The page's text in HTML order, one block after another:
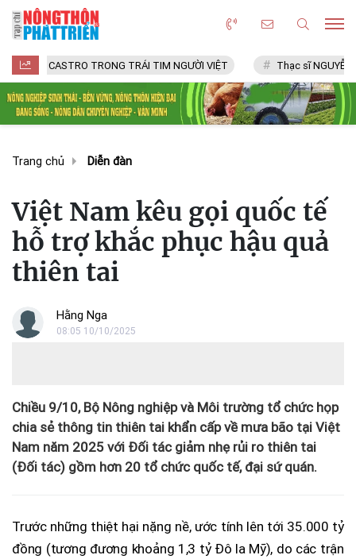
CASTRO TRONG TRÁI TIM NGƯỜI VIỆT Thạc sĩ NGUYỄN VĂN CHÍ
Trang chủ Diễn đàn
Việt Nam kêu gọi quốc tế
hỗ trợ khắc phục hậu quả
thiên tai
Hằng Nga
08:05 10/10/2025
Chiều 9/10, Bộ Nông nghiệp và Môi trường tổ chức họp
chia sẻ thông tin thiên tai khẩn cấp về mưa bão tại Việt
Nam năm 2025 với Đối tác giảm nhẹ rủi ro thiên tai
(Đối tác) gồm hơn 20 tổ chức quốc tế, đại sứ quán.
Trước những thiệt hại nặng nề, ước tính lên tới 35.000 tỷ
đồng (tương đương khoảng 1,3 tỷ Đô la Mỹ), do các trận